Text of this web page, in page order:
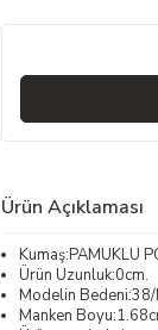
Ürün Açıklaması
Kumaş:PAMUKLU
Ürün Uzunluk:0cm.
Modelin Bedeni:38/
Manken